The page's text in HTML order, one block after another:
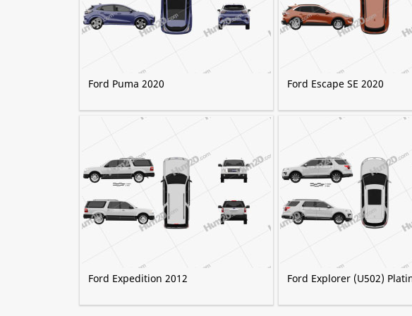
Ford Puma 2020 Ford Escape SE 2020
Ford Expedition 2012 Ford Explorer (U502)